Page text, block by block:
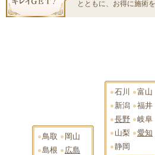
とともに、お得に施術
石川
富山
新潟
福井
長野
岐阜
山梨
愛知
静岡
鳥取
岡山
島根
広島